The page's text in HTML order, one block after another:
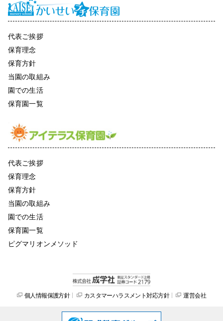
代表ご挨拶
保育理念
保育方針
当園の取組み
園での生活
保育園一覧
代表ご挨拶
保育理念
保育方針
当園の取組み
園での生活
保育園一覧
ピグマリオンメソッド
個人情報保護方針 カスタマーハラスメント対応方針 運営会社